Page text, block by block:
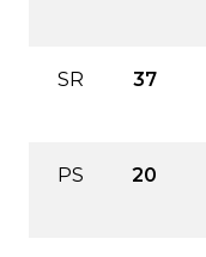
SR 37
PS 20